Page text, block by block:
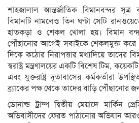
শাহজালাল আন্তর্জাতিক বিমানবন্দর
বিমানটি নামলেও তিন ঘণ্টা সেটি
হাতকড়া ও শেকল খোলা হয়। বিমান
পৌঁছানোর আগেই সবাইকে শেকলমুক্ত করে
দিকে কঠোর নিরাপত্তার মধ্যদিয়ে তাদের
স্বরাষ্ট্র মন্ত্রণালয়ের একটি বিশেষ টিম,
এবং যুক্তরাষ্ট্র দূতাবাসের কর্মকর্তারা
ব্র্যাকের পক্ষ থেকে তাদের বাড়ি পৌঁছানোর
ডোনাল্ড ট্রাম্প দ্বিতীয় মেয়াদে মার্কিন
অভিবাসীদের ফেরত পাঠানোর অভিযান